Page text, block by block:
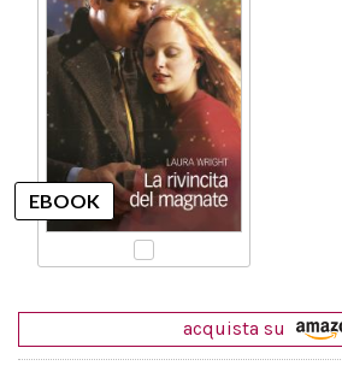
acquista su